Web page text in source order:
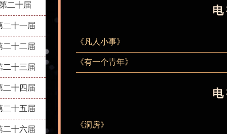
二十届
二十一届
二十二届
二十三届
二十四届
二十五届
二十六届
《凡人小事》
《有一个青年》
《洞房》